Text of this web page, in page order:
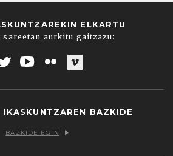
ELKARTU
aurkitu gaitzazu:
IKASKUNTZAREN BAZKIDE
BAZKIDE EGIN